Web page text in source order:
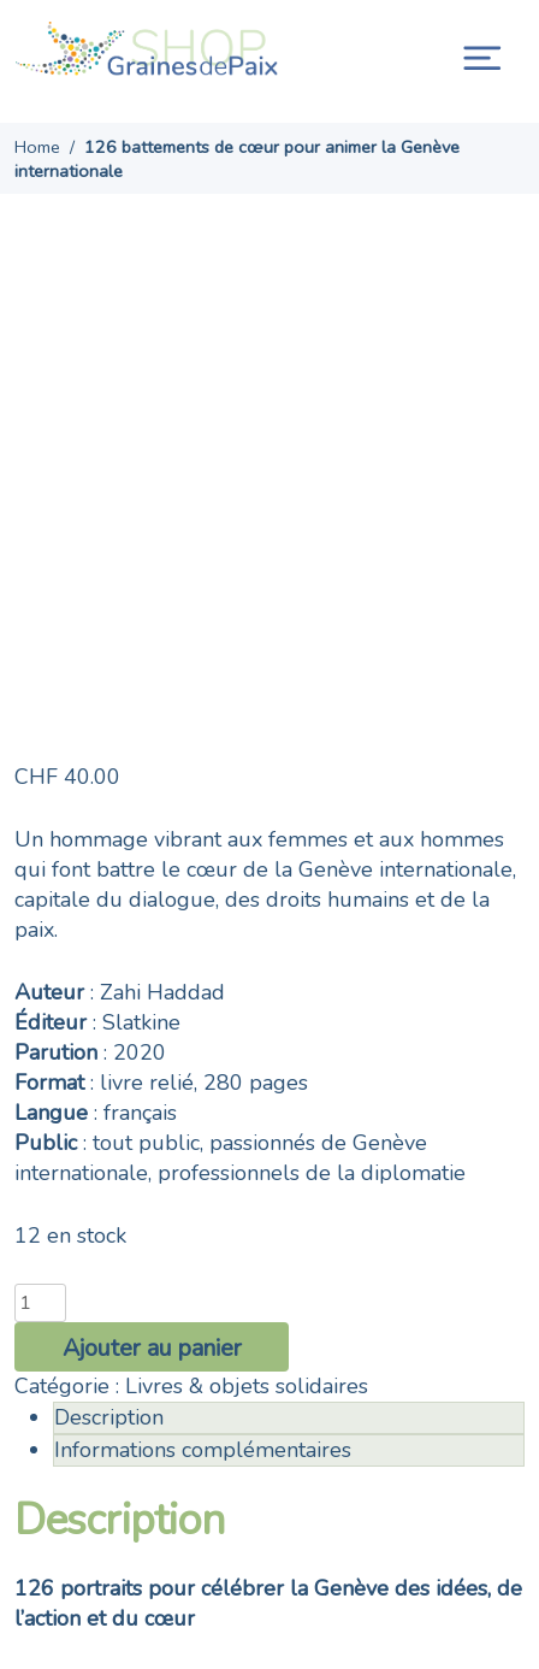
content
Home / 126 battements de cœur pour animer la Genève
internationale
CHF 40.00
Un hommage vibrant aux femmes et aux hommes
qui font battre le cœur de la Genève internationale,
capitale du dialogue, des droits humains et de la
paix.
Auteur: Zahi Haddad
Éditeur: Slatkine
Parution : 2020
Format: livre relié, 280 pages
Langue : français
Public: tout public, passionnés de Genève
internationale, professionnels de la diplomatie
12 en stock
quantité
de
battements
de
cœur
animer
la
internationale
Ajouter au panier
Catégorie : Livres & objets solidaires
Description
Informations complémentaires
Description
126 portraits pour célébrer la Genève des idées, de
l’action et du cœur